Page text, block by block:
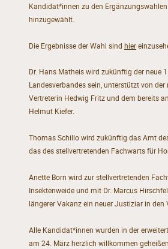
Kandidat*innen zu den
hinzugewählt.
Die Ergebnisse der Wahl sind hier
Dr. Hans Matheis wird zukünftig der neue
Landesverbandes sein, unterstützt von
Vertreterin Hedwig Fritz und dem bereits
Helmut Kiefer.
Thomas Schillo wird zukünftig das Amt
das des stellvertretenden Fachwarts für
Anette Born wird zur stellvertretenden
Insektenweide und mit Dr. Marcus
längerer Vakanz ein neuer Justiziar in den
Alle Kandidat*innen wurden in der
am 24. März herzlich willkommen